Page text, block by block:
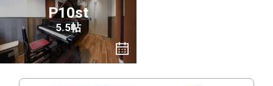
P10st
5.5帖